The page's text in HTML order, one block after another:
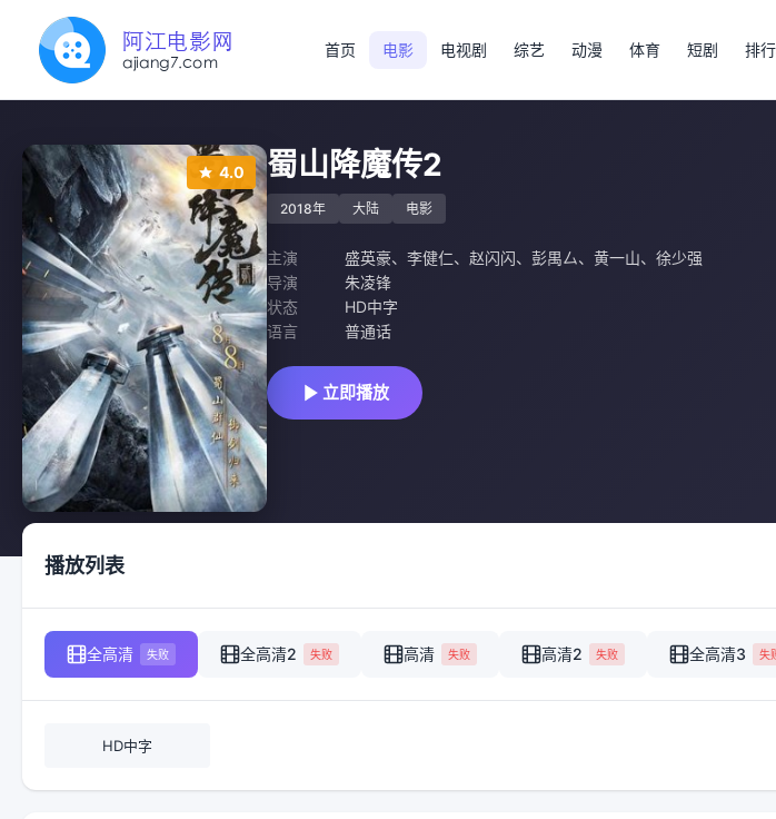
首页 电影 电视剧 综艺 动漫 体育 短剧 排
4.0 蜀山降魔传2
2018年 大陆 电影
主演 盛英豪、 李健仁、 赵闪闪、 彭禺厶、 黄一山、 徐少强
导演
朱凌锋
状态
HD中字
语言
普通话
立即播放
播放列表
全高清 失败 全高清2 失败 高清 失败 高清2 失败 全高清3 失
HD中字